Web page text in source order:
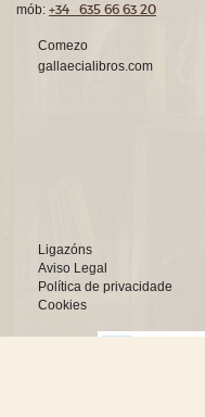
mób: +34 635 66 63 20
Comezo
gallaecialibros.com
Ligazóns
Aviso Legal
Política de privacidade
Cookies